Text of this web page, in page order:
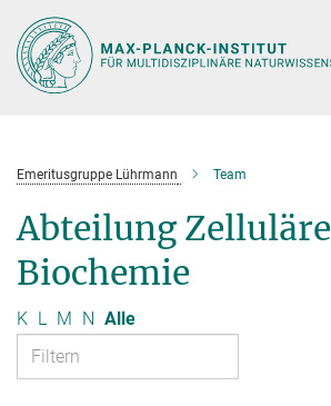
Hauptinhalt
Emeritusgruppe Lührmann Team
Abteilung Zelluläre
Biochemie
K L M N Alle